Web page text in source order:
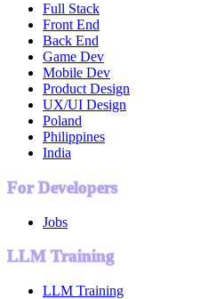
Full Stack
Front End
Back End
Game Dev
Mobile Dev
Product Design
UX/UI Design
Poland
Philippines
India
For Developers
Jobs
LLM Training
LLM Training